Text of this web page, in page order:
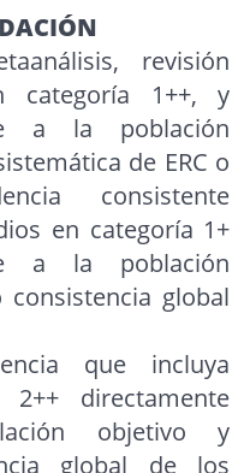
revisión
categoría 1++, y
a la población
de ERC o
consistente
en categoría 1+
a la población
global
que incluya
directamente
objetivo y
global de los